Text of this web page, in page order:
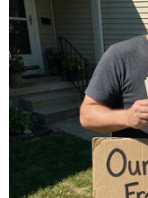
Triển khai một kỹ
Ngày 16/4,
cơ hội hợp tác
giữa bệnh viện